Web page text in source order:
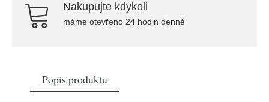
Nakupujte kdykoli
máme otevřeno 24 hodin denně
Popis produktu